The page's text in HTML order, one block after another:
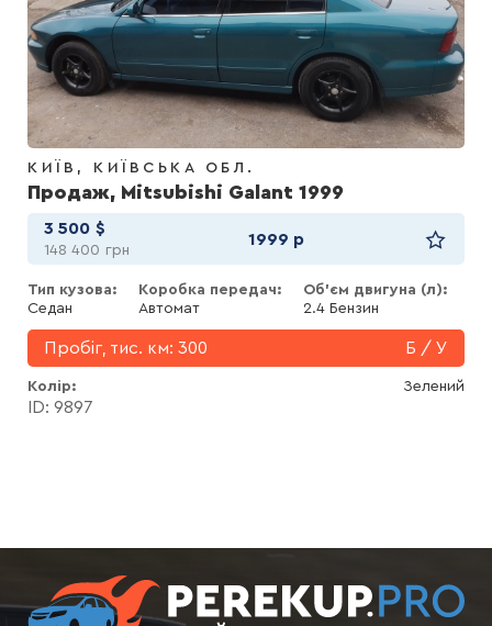
КИЇВ КИЇВСЬКА ОБЛ.
Продаж, Mitsubishi Galant 1999
3 500 $
148 400 грн
1999 р
Тип кузова:
Седан
Коробка передач:
Автомат
Об'єм двигуна (л):
2.4 Бензин
Пробіг, тис. км: 300 Б / У
Колір Зелений
ID: 9897